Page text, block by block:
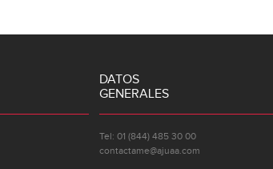
DATOS
GENERALES
Tel: 01 (844) 485 30 00
contactame@ajuaa.com